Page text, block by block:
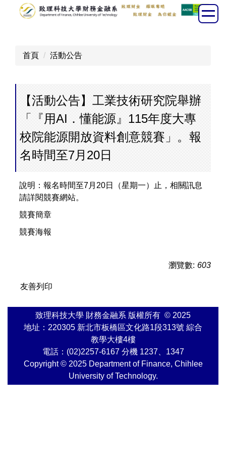
首頁 活動公告
【活動公告】工業技術研究院舉辦
「『用AI．懂能源』115年度大專
校院能源開放資料創意競賽」。報
名時間至7月20日
說明：​報名時間至7月20日（星期一）止，相關訊息
請詳閱競賽網站。
競賽簡章
競賽海報
瀏覽數: 603
友善列印
致理科技大學 財務金融系 版權所有 © 2025
地址：220305 新北市板橋區文化路1段313號 綜合
教學大樓4樓
電話：(02)2257-6167 分機 1237、1347
Copyright © 2025 Department of Finance, Chihlee
University of Technology.